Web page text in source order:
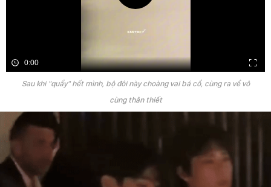
0:00
Sau khi "quẩy" hết mình, bộ đôi này choàng vai bá cổ, cùng ra về vô
cùng thân thiết